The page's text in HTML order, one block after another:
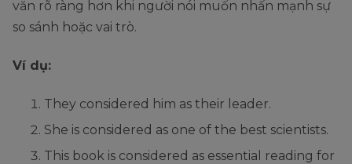
văn rõ ràng hơn khi người nói muốn nhấn mạnh sự
so sánh hoặc vai trò.
Ví dụ:
They considered him as their leader.
She is considered as one of the best scientists.
This book is considered as essential reading for